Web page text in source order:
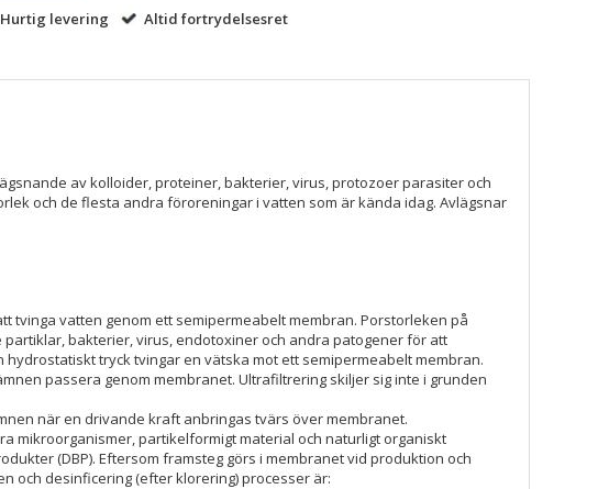
Hurtig levering Altid fortrydelsesret
av kolloider, proteiner, bakterier, virus, protozoer parasiter och
och de flesta andra föroreningar i vatten som är kända idag. Avlägsnar
tvinga vatten genom ett semipermeabelt membran. Porstorleken på
bakterier, virus, endotoxiner och andra patogener för att
tryck tvingar en vätska mot ett semipermeabelt membran.
passera genom membranet. Ultrafiltrering skiljer sig inte i grunden
när en drivande kraft anbringas tvärs över membranet.
mikroorganismer, partikelformigt material och naturligt organiskt
(DBP). Eftersom framsteg görs i membranet vid produktion och
och desinficering (efter klorering) processer är: